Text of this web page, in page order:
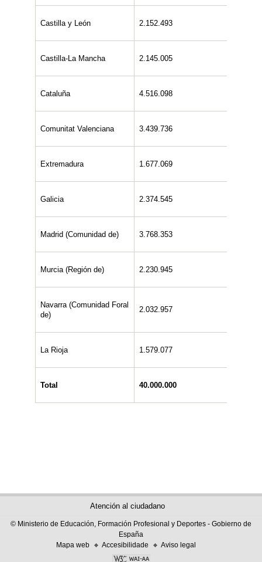
Castilla y León 2.152.493
Castilla-La Mancha 2.145.005
Cataluña 4.516.098
Comunitat Valenciana 3.439.736
Extremadura 1.677.069
Galicia 2.374.545
Madrid (Comunidad de) 3.768.353
Murcia (Región de) 2.230.945
Navarra (Comunidad Foral
de)
2.032.957
La Rioja 1.579.077
Total 40.000.000
Atención al ciudadano
© Ministerio de Educación, Formación Profesional y Deportes - Gobierno de
España
Mapa web
Accesibilidade Aviso legal